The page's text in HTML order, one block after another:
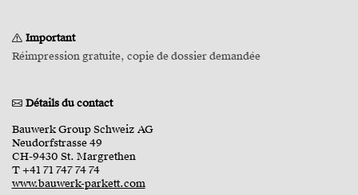
Important
Réimpression gratuite, copie de dossier demandée
Détails du contact
Bauwerk Group Schweiz AG
Neudorfstrasse 49
CH-9430 St. Margrethen
T +41 71 747 74 74
www.bauwerk-parkett.com